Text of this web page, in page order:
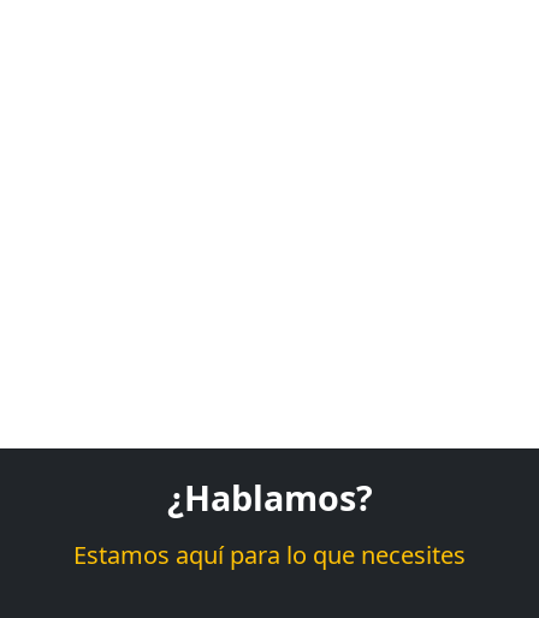
¿Hablamos?
Estamos aquí para lo que necesites